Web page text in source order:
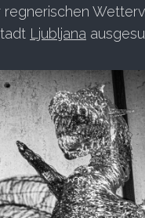
regnerischen
Ljubljana